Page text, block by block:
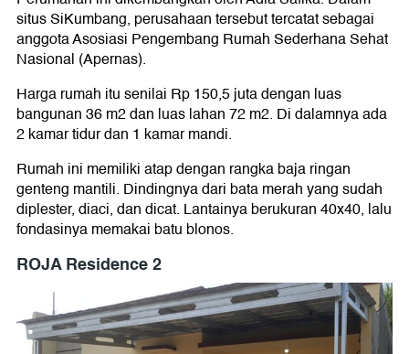
situs SiKumbang, perusahaan tersebut tercatat sebagai
anggota Asosiasi Pengembang Rumah Sederhana Sehat
Nasional (Apernas).
Harga rumah itu senilai Rp 150,5 juta dengan luas
bangunan 36 m2 dan luas lahan 72 m2. Di dalamnya ada
2 kamar tidur dan 1 kamar mandi.
Rumah ini memiliki atap dengan rangka baja ringan
genteng mantili. Dindingnya dari bata merah yang sudah
diplester, diaci, dan dicat. Lantainya berukuran 40x40, lalu
fondasinya memakai batu blonos.
ROJA Residence 2